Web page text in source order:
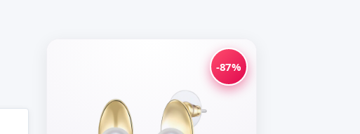
-87%